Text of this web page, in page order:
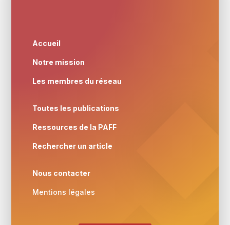
Accueil
Notre mission
Les membres du réseau
Toutes les publications
Ressources de la PAFF
Rechercher un article
Nous contacter
Mentions légales